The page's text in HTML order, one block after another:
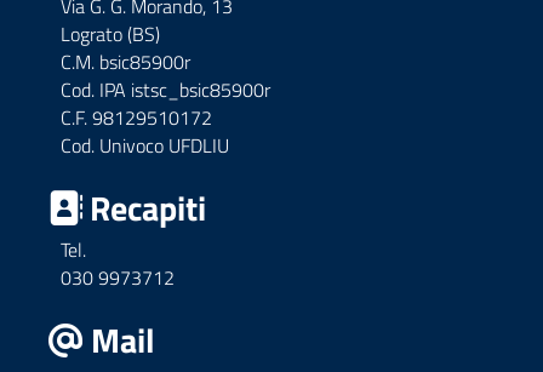
Via G. G. Morando, 13
Lograto (BS)
C.M. bsic85900r
Cod. IPA istsc_bsic85900r
C.F. 98129510172
Cod. Univoco UFDLIU
Recapiti
Tel.
030 9973712
Mail